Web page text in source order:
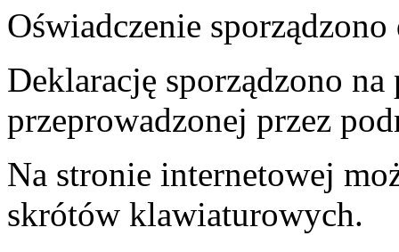
Oświadczenie
Deklarację sporządzono
przeprowadzonej przez
Na stronie internetowej
skrótów klawiaturowych.